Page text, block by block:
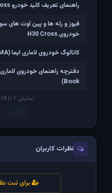
راهنمای تعریف کلید خودرو H30 Cross
فیوز و رله ها و پین اوت های
خودروی H30 Cross
کاتالوگ خودروی لاماری ایما (LAMARI EAMA)
Book)
نمایش 1 تا 18 از 18 مطلب
نظرات کاربران
برای ثبت